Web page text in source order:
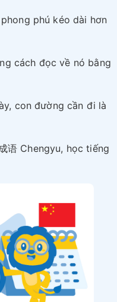
phú kéo dài hơn
cách đọc về nó bằng
con đường cần đi là
语 Chengyu, học tiếng